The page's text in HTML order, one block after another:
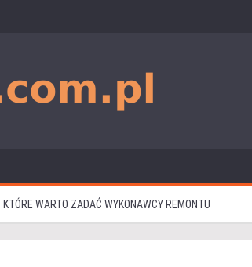
WARTO ZADAĆ WYKONAWCY REMONTU